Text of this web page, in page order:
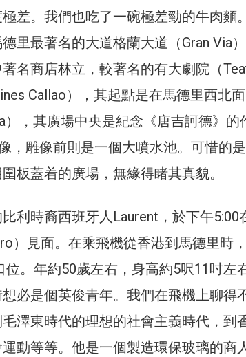
差。我們也吃了一碗極差勁的牛肉麵
里最著名的大道格蘭大道（Gran Via）
名商店林立，較著名的有大劇院（
Callao），其起點是在馬德里西北
），其廣場中央是紀念《唐吉訶德》的
，雕像前則是一個大噴水池。可惜的是
板蓋着的廣場，無緣得睹其真貌。
利時裔西班牙人Laurent，於下午5:00
）見面。在乘飛機從香港到馬德里時
。年約50歲左右，身高約5呎11吋左
必是個英俊青年。我們在飛機上聊得
澤東時代的理想的社會主義時代，到
動等等。他是一個製造環保玻璃的商